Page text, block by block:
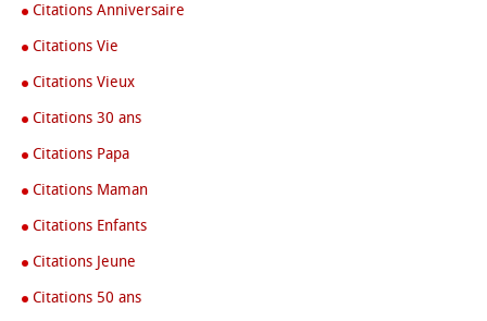
Citations Anniversaire
Citations Vie
Citations Vieux
Citations 30 ans
Citations Papa
Citations Maman
Citations Enfants
Citations Jeune
Citations 50 ans